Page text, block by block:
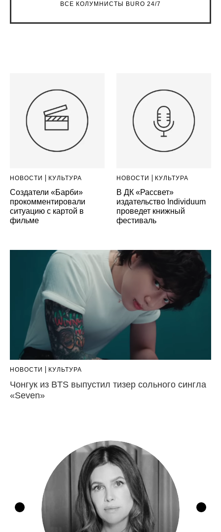
ВСЕ КОЛУМНИСТЫ BURO 24/7
НОВОСТИ КУЛЬТУРА
Создатели «Барби»
прокомментировали
ситуацию с картой в
фильме
НОВОСТИ КУЛЬТУРА
В ДК «Рассвет»
издательство Individuum
проведет книжный
фестиваль
НОВОСТИ КУЛЬТУРА
Чонгук из BTS выпустил тизер сольного сингла
«Seven»